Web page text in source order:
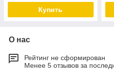
Купить
О нас
Рейтинг не сформирован
Менее 5 отзывов за